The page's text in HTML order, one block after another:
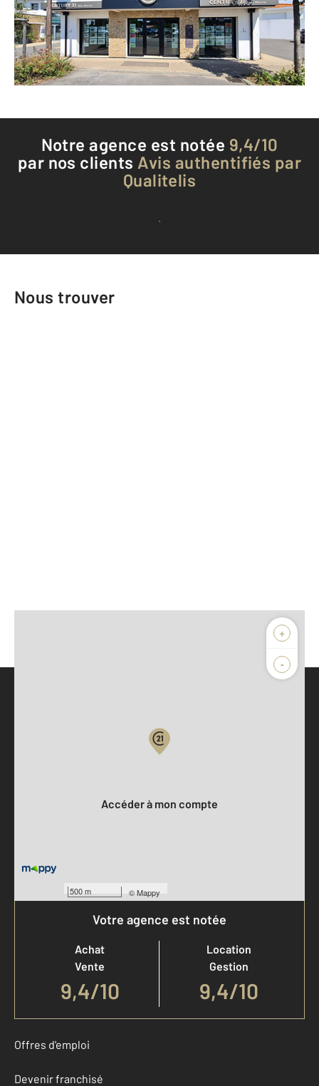
Envoyer un message
Téléphoner à l'agence
Notre agence est notée 9,4/10
par nos clients Avis authentifiés par
Qualitelis
Voir tous les avis clients
Nous trouver
+
-
500 m ©Mappy
Accéder à mon compte
Votre agence est notée
Achat
Vente
9,4/10
Location
Gestion
9,4/10
Offres d'emploi
Devenir franchisé